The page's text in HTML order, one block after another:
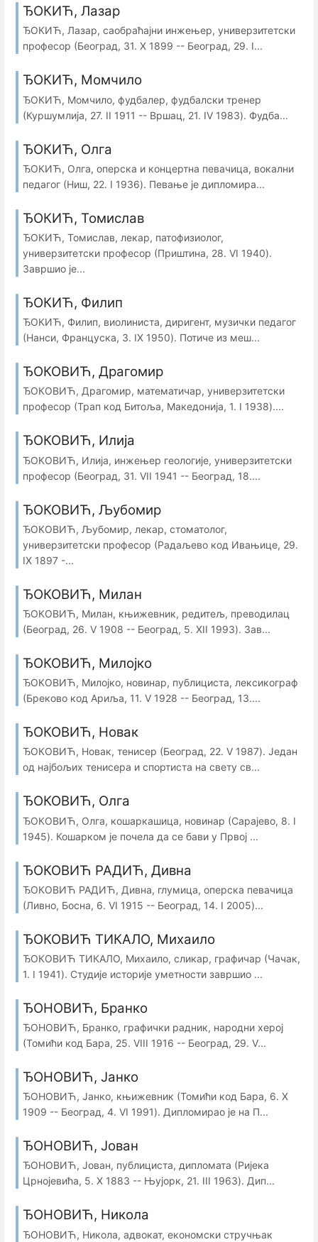
ЂОКИЋ, Лазар
ЂОКИЋ, Лазар, саобраћајни инжењер, универзитетски
професор (Београд, 31. X 1899 -- Београд, 29. I...
ЂОКИЋ, Момчило
ЂОКИЋ, Момчило, фудбалер, фудбалски тренер
(Куршумлија, 27. II 1911 -- Вршац, 21. IV 1983). Фудба...
ЂОКИЋ, Олга
ЂОКИЋ, Олга, оперска и концертна певачица, вокални
педагог (Ниш, 22. I 1936). Певање је дипломира...
ЂОКИЋ, Томислав
ЂОКИЋ, Томислав, лекар, патофизиолог,
универзитетски професор (Приштина, 28. VI 1940).
Завршио је...
ЂОКИЋ, Филип
ЂОКИЋ, Филип, виолиниста, диригент, музички педагог
(Нанси, Француска, 3. IX 1950). Потиче из меш...
ЂОКОВИЋ, Драгомир
ЂОКОВИЋ, Драгомир, математичар, универзитетски
професор (Трап код Битоља, Македонија, 1. I 1938)....
ЂОКОВИЋ, Илија
ЂОКОВИЋ, Илија, инжењер геологије, универзитетски
професор (Београд, 31. VII 1941 -- Београд, 18....
ЂОКОВИЋ, Љубомир
ЂОКОВИЋ, Љубомир, лекар, стоматолог,
универзитетски професор (Радaљево код Ивањице, 29.
IX 1897 -...
ЂОКОВИЋ, Милан
ЂОКОВИЋ, Милан, књижевник, редитељ, преводилац
(Београд, 26. V 1908 -- Београд, 5. XII 1993). Зав...
ЂОКОВИЋ, Милојко
ЂОКОВИЋ, Милојко, новинар, публициста, лексикограф
(Бреково код Ариља, 11. V 1928 -- Београд, 13....
ЂОКОВИЋ, Новак
ЂОКОВИЋ, Новак, тенисер (Београд, 22. V 1987). Један
од најбољих тенисера и спортиста на свету св...
ЂОКОВИЋ, Олга
ЂОКОВИЋ, Олга, кошаркашица, новинар (Сарајево, 8. I
1945). Кошарком је почела да се бави у Првој ...
ЂОКОВИЋ РАДИЋ, Дивна
ЂОКОВИЋ РАДИЋ, Дивна, глумица, оперска певачица
(Ливно, Босна, 6. VI 1915 -- Београд, 14. I 2005)...
ЂОКОВИЋ ТИКАЛО, Михаило
ЂОКОВИЋ ТИКАЛО, Михаило, сликар, графичар (Чачак,
1. I 1941). Студије историје уметности завршио ...
ЂОНОВИЋ, Бранко
ЂОНОВИЋ, Бранко, графички радник, народни херој
(Томићи код Бара, 25. VIII 1916 -- Београд, 29. V...
ЂОНОВИЋ, Јанко
ЂОНОВИЋ, Јанко, књижевник (Томићи код Бара, 6. X
1909 -- Београд, 4. VI 1991). Дипломирао је на П...
ЂОНОВИЋ, Јован
ЂОНОВИЋ, Јован, публициста, дипломата (Ријека
Црнојевића, 5. X 1883 -- Њујорк, 21. III 1963). Дип...
ЂОНОВИЋ, Никола
ЂОНОВИЋ, Никола, адвокат, економски стручњак